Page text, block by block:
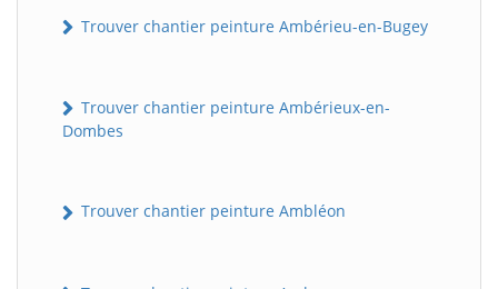
Trouver chantier peinture Ambérieu-en-Bugey
Trouver chantier peinture Ambérieux-en-
Dombes
Trouver chantier peinture Ambléon